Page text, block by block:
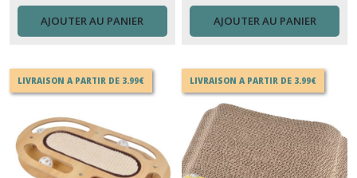
AJOUTER AU PANIER AJOUTER AU PANIER
LIVRAISON A PARTIR DE 3.99€ LIVRAISON A PARTIR DE 3.99€